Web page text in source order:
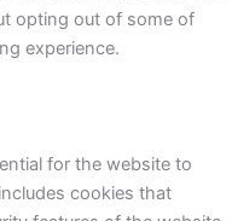
opting out of some of
experience.
for the website to
cookies that